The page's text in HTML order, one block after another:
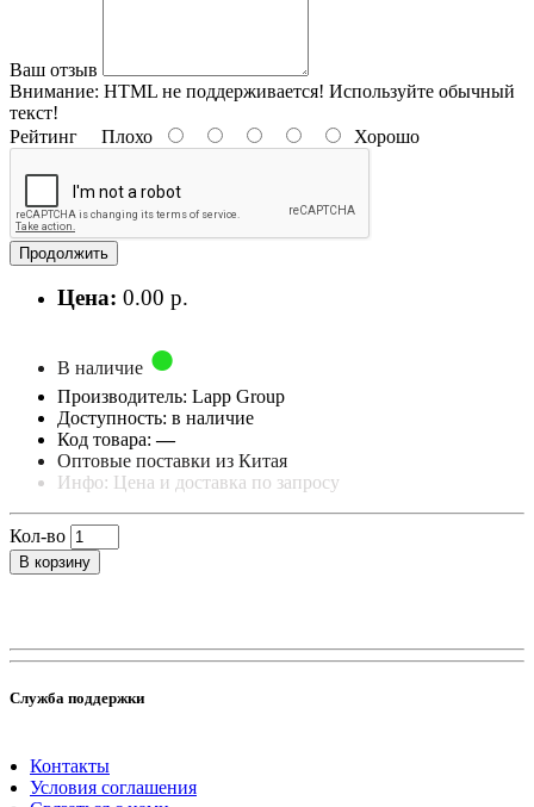
Ваш отзыв
Внимание: HTML не поддерживается! Используйте обычный
текст!
Рейтинг Плохо Хорошо
Продолжить
Цена: 0.00 р.
В наличие
Производитель: Lapp Group
Доступность: в наличие
Код товара:—
Оптовые поставки из Китая
Инфо: Цена и доставка по запросу
Кол-во
В корзину
Служба поддержки
Контакты
Условия соглашения